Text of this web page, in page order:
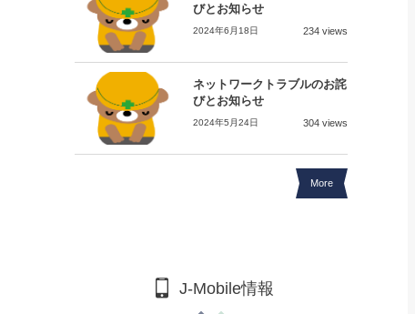
びとお知らせ
2024年6月18日 234 views
ネットワークトラブルのお詫
びとお知らせ
2024年5月24日 304 views
More
J-Mobile情報